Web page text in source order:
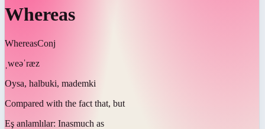
Whereas
WhereasConj
ˌweəˈræz
Oysa, halbuki, mademki
Compared with the fact that, but
Eş anlamlılar: Inasmuch as